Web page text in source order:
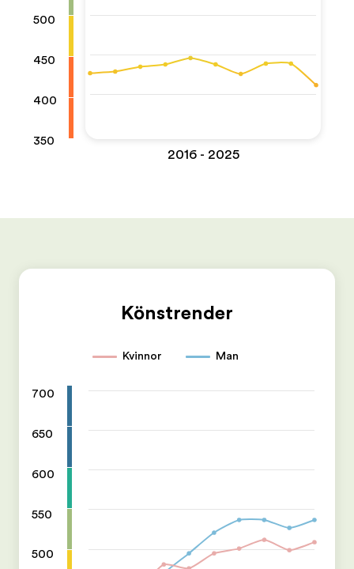
500
450
400
350
2016 - 2025
Könstrender
Kvinnor Man
700
650
600
550
500